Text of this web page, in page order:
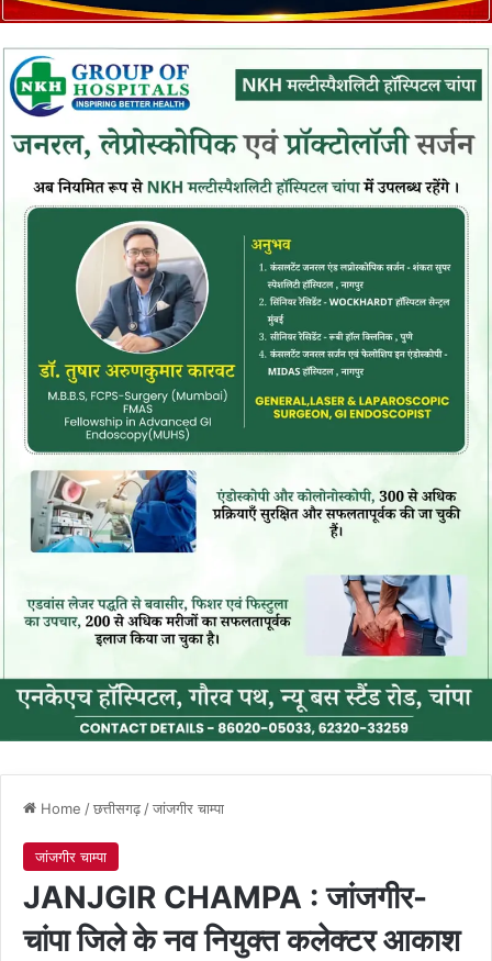
Home /छत्तीसगढ़/जांजगीर चाम्पा
जांजगीर चाम्पा
JANJGIR CHAMPA : जांजगीर-
चांपा जिले के नव नियुक्त कलेक्टर आकाश